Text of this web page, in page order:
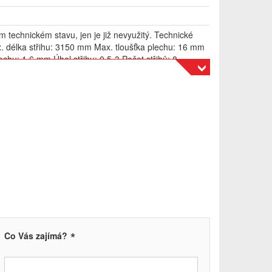
technickém stavu, jen je již nevyužitý. Technické
délka střihu: 3150 mm Max. tloušťka plechu: 16 mm
1,6 mm Úhel střihu: 0,5-3 Počet střihů: 8
zadního dorazu: 10-1000 mm Celkový příkon
Co Vás zajímá? *